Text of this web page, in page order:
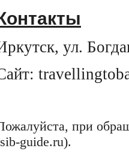
ул.
при
guide.ru).